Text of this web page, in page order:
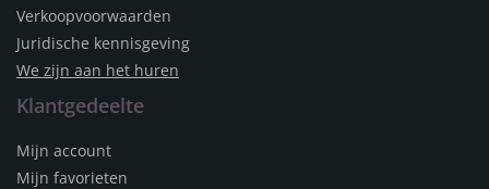
Verkoopvoorwaarden
Juridische kennisgeving
We zijn aan het huren
Klantgedeelte
Mijn account
Mijn favorieten